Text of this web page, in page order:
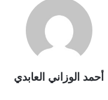
أحمد الوزاني العابدي